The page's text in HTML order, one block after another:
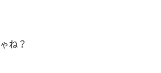
ね？